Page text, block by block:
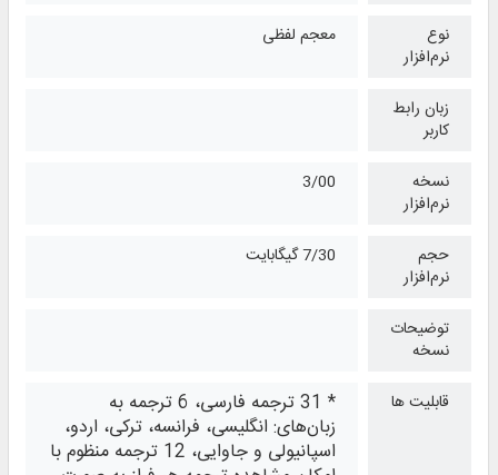
نوع
نرم‌افزار
معجم لفظی
زبان رابط
کاربر
نسخه
نرم‌افزار
3/00
حجم
نرم‌افزار
7/30 گیگابایت
توضیحات
نسخه
قابلیت ها
* 31 ترجمه فارسی، 6 ترجمه به
زبان‌های: انگلیسی، فرانسه، ترکی، اردو،
اسپانیولی و جاوایی، 12 ترجمه منظوم با